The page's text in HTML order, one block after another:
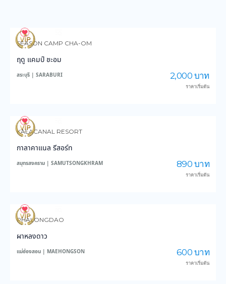
3,567
SEASON CAMP CHA-OM
ฤดู แคมป์ ชะอม
สระบุรี | SARABURI 2,000 บาท
ราคาเริ่มต้น
3,424
KALACANAL RESORT
กาลาคาแนล รีสอร์ท
สมุทรสงคราม | SAMUTSONGKHRAM 890 บาท
ราคาเริ่มต้น
6,311
PHALONGDAO
ผาหลงดาว
แม่ฮ่องสอน | MAEHONGSON 600 บาท
ราคาเริ่มต้น